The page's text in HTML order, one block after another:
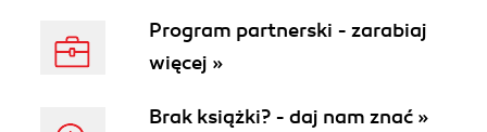
Program partnerski - zarabiaj
więcej »
Brak książki? - daj nam znać »